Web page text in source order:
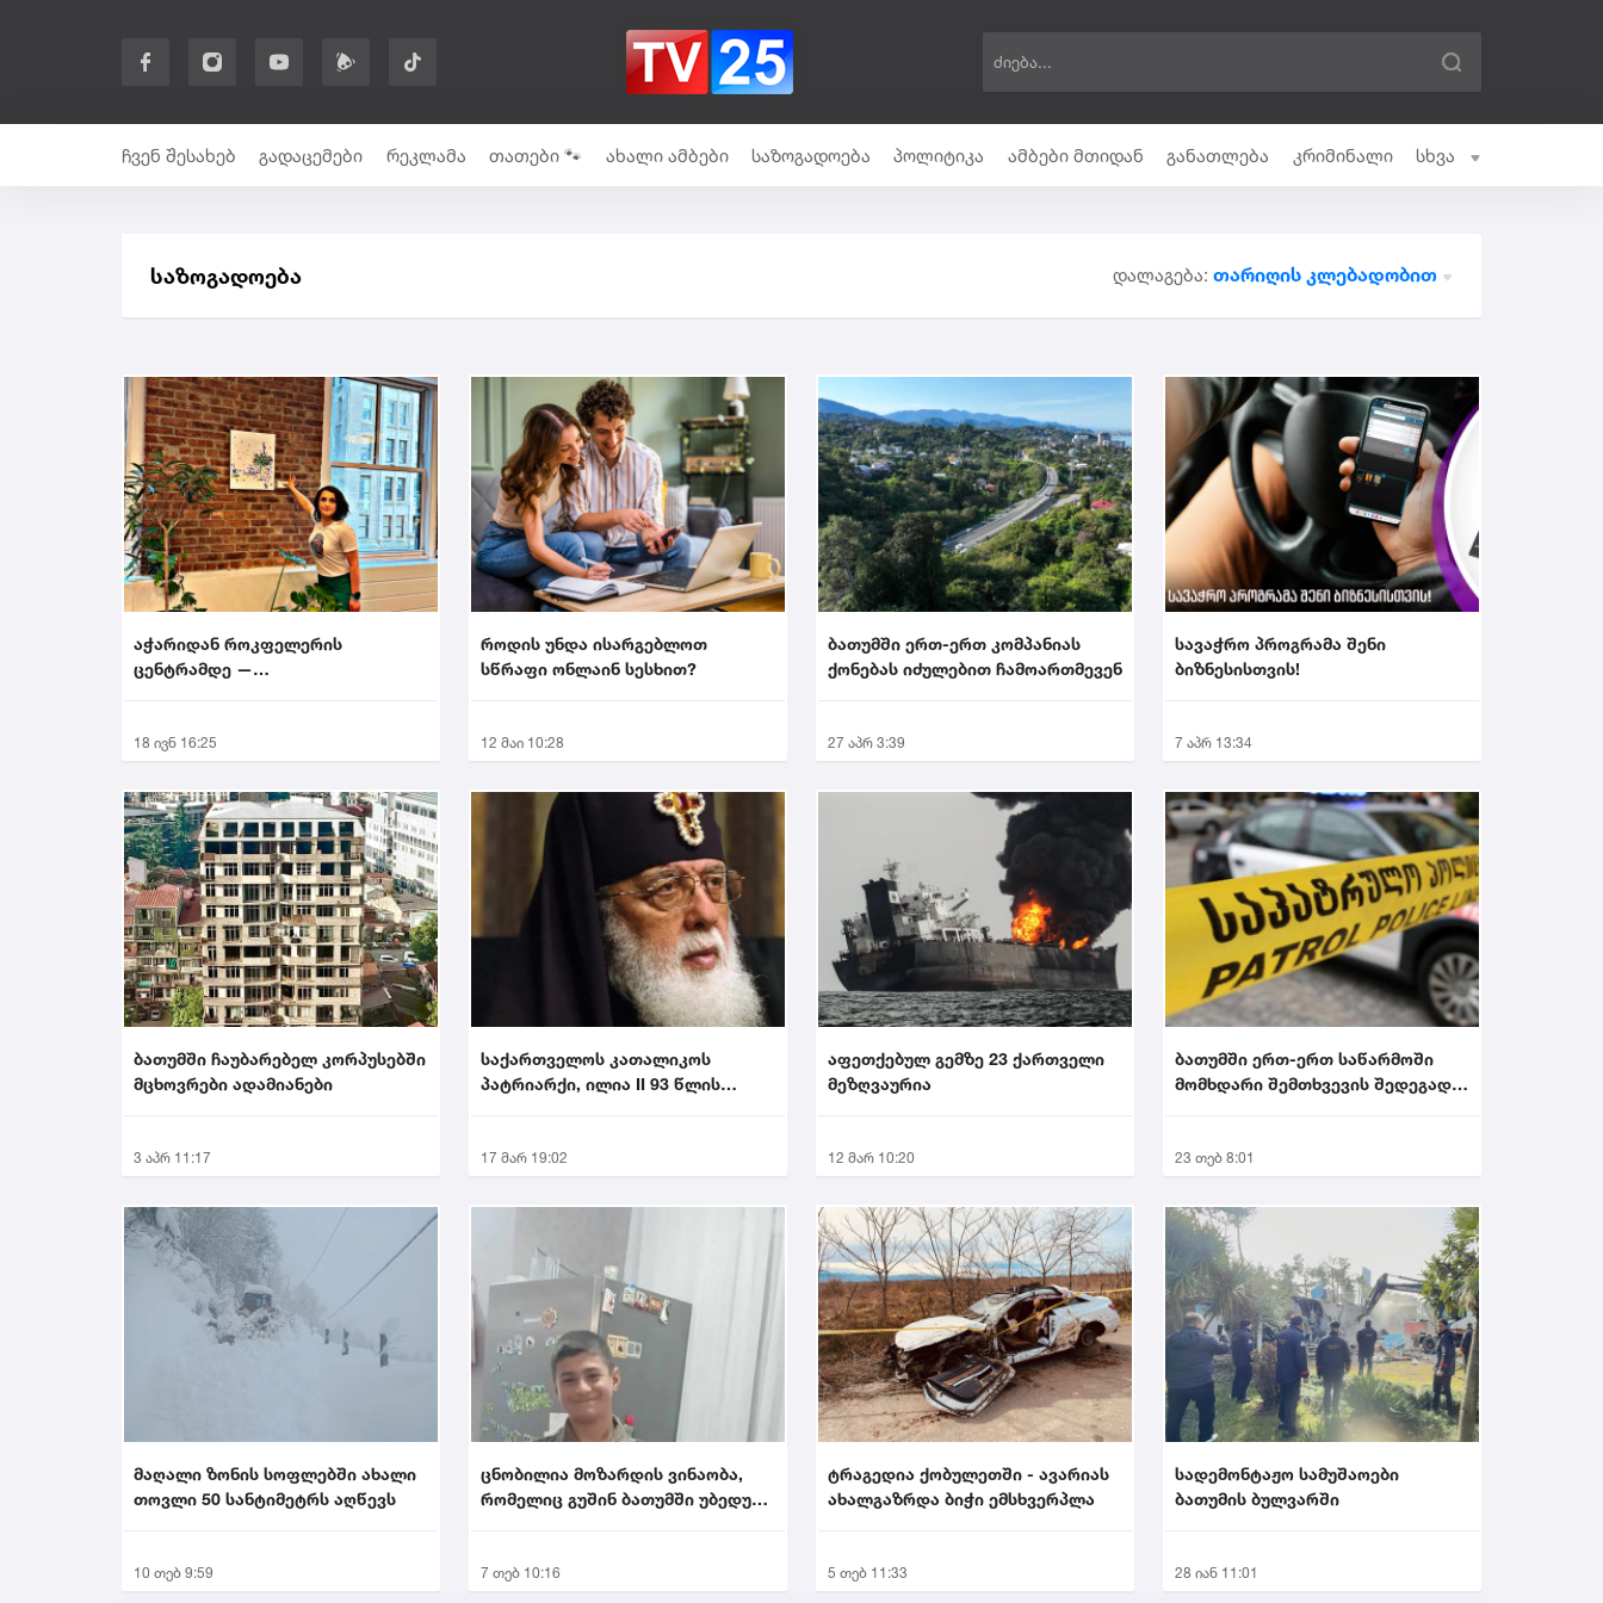
ჩვენ შესახებ გადაცემები რეკლამა თათები 🐾 ახალი ამბები საზოგადოება პოლიტიკა ამბები მთიდან განათლება კრიმინალი სხვა
საზოგადოება დალაგება: თარიღის კლებადობით
აჭარიდან როკფელერის
ცენტრამდე —
18 ივნ 16:25
როდის უნდა ისარგებლოთ
სწრაფი ონლაინ სესხით?
12 მაი 10:28
ბათუმში ერთ-ერთ კომპანიას
ქონებას იძულებით ჩამოართმევენ
27 აპრ 3:39
სავაჭრო პროგრამა შენი
ბიზნესისთვის!
7 აპრ 13:34
ბათუმში ჩაუბარებელ კორპუსებში
მცხოვრები ადამიანები
3 აპრ 11:17
საქართველოს კათალიკოს
პატრიარქი, ილია II 93 წლის
17 მარ 19:02
აფეთქებულ გემზე 23 ქართველი
მეზღვაურია
12 მარ 10:20
ბათუმში ერთ-ერთ საწარმოში
მომხდარი შემთხვევის შედეგად
23 თებ 8:01
მაღალი ზონის სოფლებში ახალი
თოვლი 50 სანტიმეტრს აღწევს
10 თებ 9:59
ცნობილია მოზარდის ვინაობა,
რომელიც გუშინ ბათუმში უბედურ
7 თებ 10:16
ტრაგედია ქობულეთში - ავარიას
ახალგაზრდა ბიჭი ემსხვერპლა
5 თებ 11:33
სადემონტაჟო სამუშაოები
ბათუმის ბულვარში
28 იან 11:01